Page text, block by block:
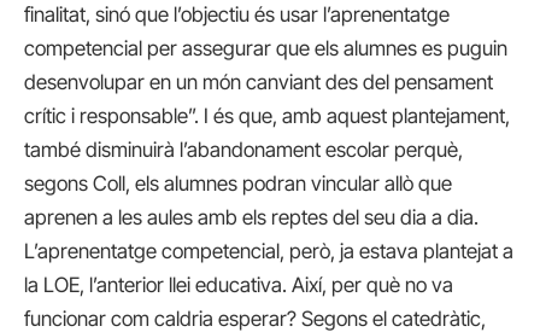
finalitat, sinó que l’objectiu és usar l’aprenentatge
competencial per assegurar que els alumnes es puguin
desenvolupar en un món canviant des del pensament
crític i responsable”. I és que, amb aquest plantejament,
també disminuirà l’abandonament escolar perquè,
segons Coll, els alumnes podran vincular allò que
aprenen a les aules amb els reptes del seu dia a dia.
L’aprenentatge competencial, però, ja estava plantejat a
la LOE, l’anterior llei educativa. Així, per què no va
funcionar com caldria esperar? Segons el catedràtic,